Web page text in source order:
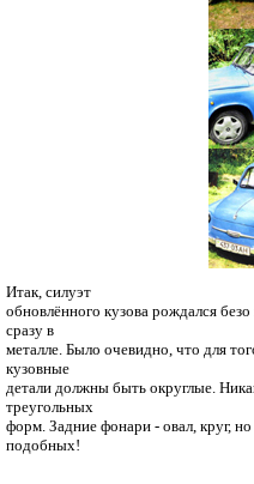
Итак, силуэт
обновлённого кузова рождался
сразу в
металле. Было очевидно, что для
кузовные
детали должны быть округлые.
треугольных
форм. Задние фонари - овал, круг,
подобных!